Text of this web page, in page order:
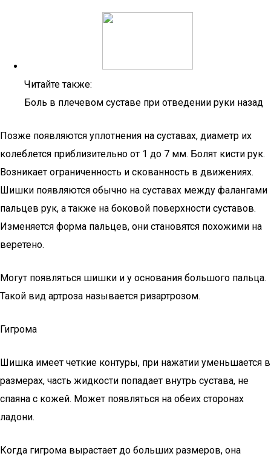
Читайте также:
Боль в плечевом суставе при отведении руки назад
Позже появляются уплотнения на суставах, диаметр их
колеблется приблизительно от 1 до 7 мм. Болят кисти рук.
Возникает ограниченность и скованность в движениях.
Шишки появляются обычно на суставах между фалангами
пальцев рук, а также на боковой поверхности суставов.
Изменяется форма пальцев, они становятся похожими на
веретено.
Могут появляться шишки и у основания большого пальца.
Такой вид артроза называется ризартрозом.
Гигрома
Шишка имеет четкие контуры, при нажатии уменьшается в
размерах, часть жидкости попадает внутрь сустава, не
спаяна с кожей. Может появляться на обеих сторонах
ладони.
Когда гигрома вырастает до больших размеров, она